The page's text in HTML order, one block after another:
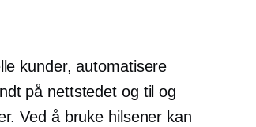
kunder, automatisere
på nettstedet og til og
Ved å bruke hilsener kan